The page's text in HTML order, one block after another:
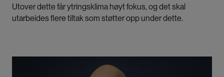
Utover dette får ytringsklima høyt fokus, og det skal
utarbeides flere tiltak som støtter opp under dette.